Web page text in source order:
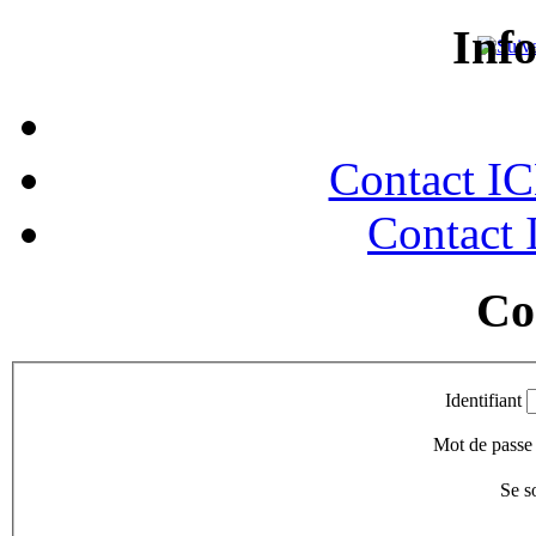
Contact
Contact
Identifiant
Mot de passe
Se